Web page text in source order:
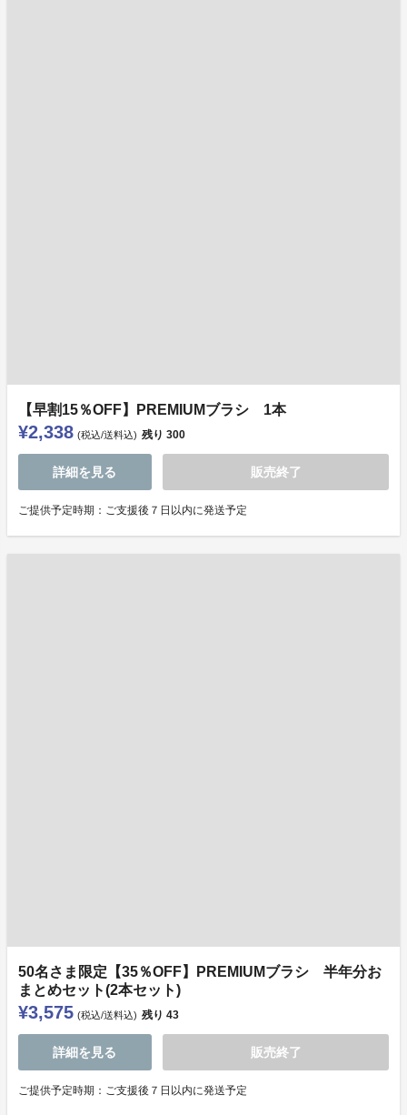
【早割15％OFF】PREMIUMブラシ 1本
¥2,338 (税込/送料込) 残り 300
詳細を見る 販売終了
ご提供予定時期：ご支援後７日以内に発送予定
50名さま限定【35％OFF】PREMIUMブラシ 半年分お
まとめセット(2本セット)
¥3,575 (税込/送料込) 残り 43
詳細を見る 販売終了
ご提供予定時期：ご支援後７日以内に発送予定